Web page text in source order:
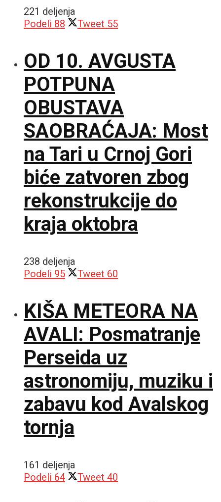
221 deljenja
Podeli 88 Tweet 55
OD 10. AVGUSTA
POTPUNA
OBUSTAVA
SAOBRAĆAJA: Most
na Tari u Crnoj Gori
biće zatvoren zbog
rekonstrukcije do
kraja oktobra
238 deljenja
Podeli 95 Tweet 60
KIŠA METEORA NA
AVALI: Posmatranje
Perseida uz
astronomiju, muziku i
zabavu kod Avalskog
tornja
161 deljenja
Podeli 64 Tweet 40